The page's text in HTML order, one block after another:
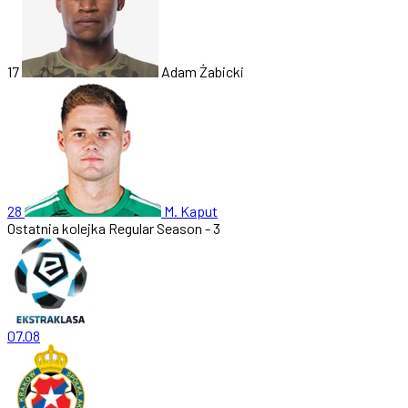
17 Adam Żabicki
28
M. Kaput
Ostatnia kolejka Regular Season - 3
07.08